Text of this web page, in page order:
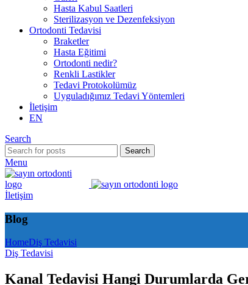
Hasta Kabul Saatleri
Sterilizasyon ve Dezenfeksiyon
Ortodonti Tedavisi
Braketler
Hasta Eğitimi
Ortodonti nedir?
Renkli Lastikler
Tedavi Protokolümüz
Uyguladığımız Tedavi Yöntemleri
İletişim
EN
Search
Search
Menu
İletişim
Blog
HomeDiş Tedavisi
Diş Tedavisi
Kanal Tedavisi Hangi Durumlarda